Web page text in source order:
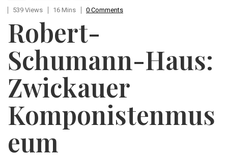
539 Views
16 Mins 0 Comments
Robert-
Schumann-Haus:
Zwickauer
Komponistenmus
Eum